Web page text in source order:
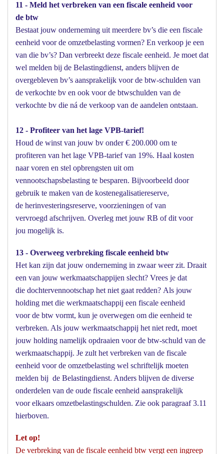
11 - Meld het verbreken van een fiscale eenheid voor
de btw
Bestaat jouw onderneming uit meerdere bv’s die een fiscale
eenheid voor de omzetbelasting vormen? En verkoop je een
van die bv’s? Dan verbreekt deze fiscale eenheid. Je moet dat
wel melden bij de Belastingdienst, anders blijven de
overgebleven bv’s aansprakelijk voor de btw-schulden van
de verkochte bv en ook voor de btwschulden van de
verkochte bv die ná de verkoop van de aandelen ontstaan.
12 - Profiteer van het lage VPB-tarief!
Houd de winst van jouw bv onder € 200.000 om te
profiteren van het lage VPB-tarief van 19%. Haal kosten
naar voren en stel opbrengsten uit om
vennootschapsbelasting te besparen. Bijvoorbeeld door
gebruik te maken van de kostenegalisatiereserve,
de herinvesteringsreserve, voorzieningen of van
vervroegd afschrijven. Overleg met jouw RB of dit voor
jou mogelijk is.
13 - Overweeg verbreking fiscale eenheid btw
Het kan zijn dat jouw onderneming in zwaar weer zit. Draait
een van jouw werkmaatschappijen slecht? Vrees je dat
die dochtervennootschap het niet gaat redden? Als jouw
holding met die werkmaatschappij een fiscale eenheid
voor de btw vormt, kun je overwegen om die eenheid te
verbreken. Als jouw werkmaatschappij het niet redt, moet
jouw holding namelijk opdraaien voor de btw-schuld van de
werkmaatschappij. Je zult het verbreken van de fiscale
eenheid voor de omzetbelasting wel schriftelijk moeten
melden bij de Belastingdienst. Anders blijven de diverse
onderdelen van de oude fiscale eenheid aansprakelijk
voor elkaars omzetbelastingschulden. Zie ook paragraaf 3.11
hierboven.
Let op!
De verbreking van de fiscale eenheid btw vergt een ingreep